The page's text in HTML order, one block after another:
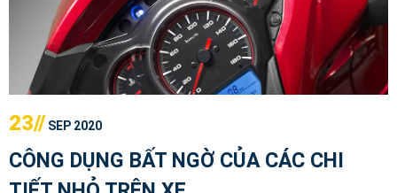
23// SEP 2020
CÔNG DỤNG BẤT NGỜ CỦA CÁC CHI